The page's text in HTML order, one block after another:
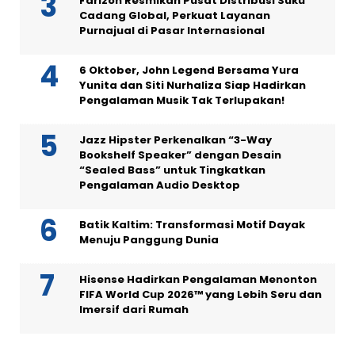
Cadang Global, Perkuat Layanan
Purnajual di Pasar Internasional
6 Oktober, John Legend Bersama Yura
Yunita dan Siti Nurhaliza Siap Hadirkan
Pengalaman Musik Tak Terlupakan!
Jazz Hipster Perkenalkan “3-Way
Bookshelf Speaker” dengan Desain
“Sealed Bass” untuk Tingkatkan
Pengalaman Audio Desktop
Batik Kaltim: Transformasi Motif Dayak
Menuju Panggung Dunia
Hisense Hadirkan Pengalaman Menonton
FIFA World Cup 2026™ yang Lebih Seru dan
Imersif dari Rumah